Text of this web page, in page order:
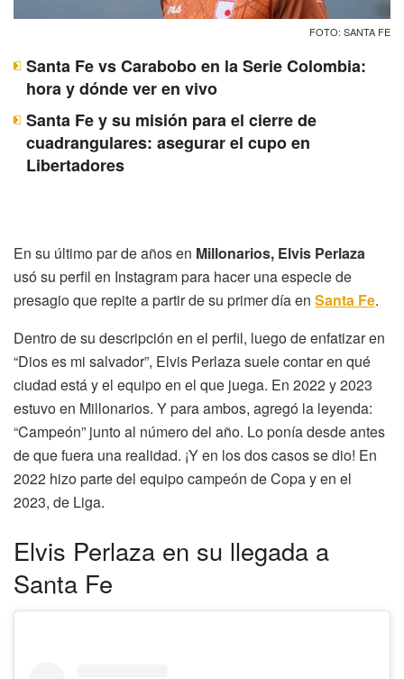
FOTO: SANTA FE
Santa Fe vs Carabobo en la Serie Colombia:
hora y dónde ver en vivo
Santa Fe y su misión para el cierre de
cuadrangulares: asegurar el cupo en
Libertadores
En su último par de años en Millonarios, Elvis Perlaza
usó su perfil en Instagram para hacer una especie de
presagio que repite a partir de su primer día en Santa Fe.
Dentro de su descripción en el perfil, luego de enfatizar en
“Dios es mi salvador”, Elvis Perlaza suele contar en qué
ciudad está y el equipo en el que juega. En 2022 y 2023
estuvo en Millonarios. Y para ambos, agregó la leyenda:
“Campeón” junto al número del año. Lo ponía desde antes
de que fuera una realidad. ¡Y en los dos casos se dio! En
2022 hizo parte del equipo campeón de Copa y en el
2023, de Liga.
Elvis Perlaza en su llegada a
Santa Fe